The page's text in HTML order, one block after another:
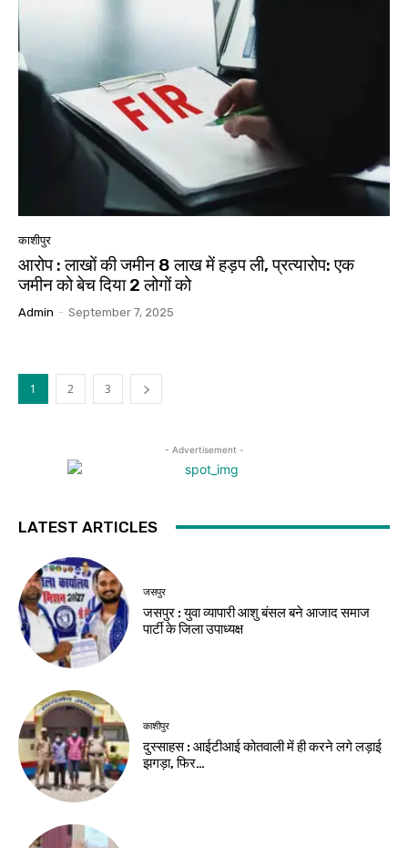
काशीपुर
आरोप : लाखों की जमीन 8 लाख में हड़प ली, प्रत्यारोप: एक
जमीन को बेच दिया 2 लोगों को
Admin - September 7, 2025
1 2 3
- Advertisement -
LATEST ARTICLES
जसपुर
जसपुर : युवा व्यापारी आशु बंसल बने आजाद समाज
पार्टी के जिला उपाध्यक्ष
काशीपुर
दुस्साहस : आईटीआई कोतवाली में ही करने लगे लड़ाई
झगड़ा, फिर…